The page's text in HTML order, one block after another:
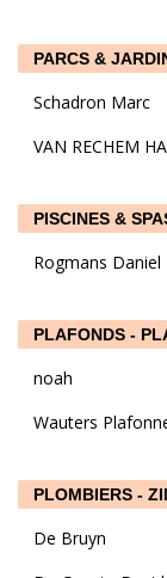
PARCS &
Schadron Marc
VAN RECHEM
Rogmans Daniel
PLAFONDS -
noah
Wauters
PLOMBIERS -
De Bruyn